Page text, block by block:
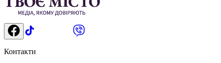
Контакти